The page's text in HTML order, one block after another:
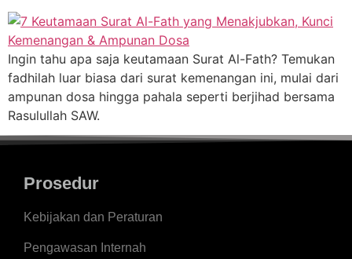
Ingin tahu apa saja keutamaan Surat Al-Fath? Temukan
fadhilah luar biasa dari surat kemenangan ini, mulai dari
ampunan dosa hingga pahala seperti berjihad bersama
Rasulullah SAW.
Prosedur
Kebijakan dan Peraturan
Pengawasan Internah